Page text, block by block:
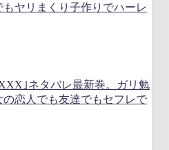
ヤリまくり子作りでハーレ
｣ネタバレ最新巻。ガリ勉
恋人でも友達でもセフレで